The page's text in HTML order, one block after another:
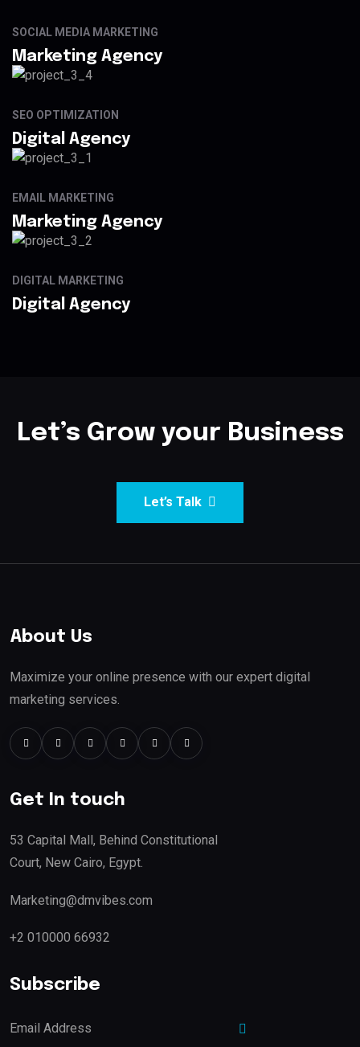
SOCIAL MEDIA MARKETING
Marketing Agency
SEO OPTIMIZATION
Digital Agency
EMAIL MARKETING
Marketing Agency
DIGITAL MARKETING
Digital Agency
Let’s Grow your Business
Let’s Talk
About Us
Maximize your online presence with our expert digital
marketing services.
Get In touch
53 Capital Mall, Behind Constitutional
Court, New Cairo, Egypt.
Marketing@dmvibes.com
+2 010000 66932
Subscribe